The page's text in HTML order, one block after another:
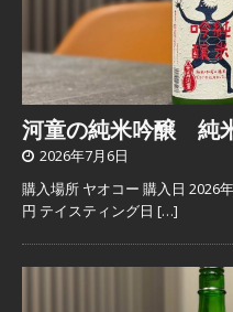
河童の純米吟醸 純
2026年7月6日
購入場所 ヤオコー 購入日 2026
円 テイスティング日 […]